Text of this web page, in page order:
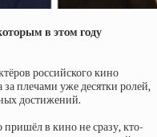
в этoм гoду
российского кино
за плечами уже десятки ролей,
достижений.
в кино не сразу, кто-